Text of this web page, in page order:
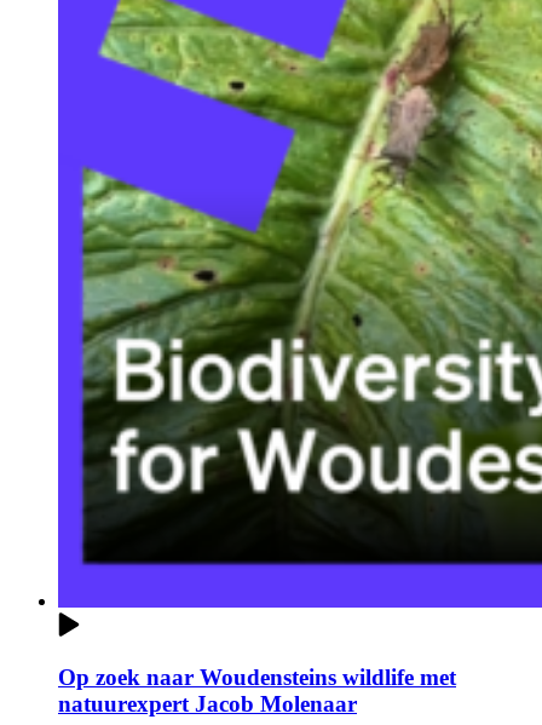
Op zoek naar Woudensteins wildlife met
natuurexpert Jacob Molenaar